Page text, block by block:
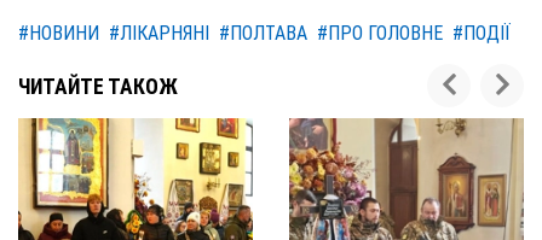
#НОВИНИ #ЛІКАРНЯНІ #ПОЛТАВА #ПРО ГОЛОВНЕ #ПОДІЇ
ЧИТАЙТЕ ТАКОЖ